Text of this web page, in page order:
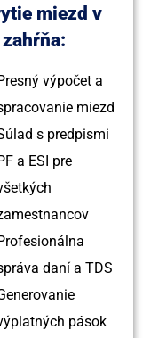
miezd v
výpočet a
miezd
s predpismi
a ESI pre
daní a TDS
pások